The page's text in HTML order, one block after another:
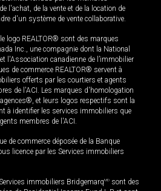
l'achat, de la vente et de la location de
d'un système de vente collaborative.
logo REALTOR® sont des marques
Inc., une compagnie dont la National
l'Association canadienne de l’immobilier
de commerce REALTOR® servent à
offerts par les courtiers et agents
de l'ACI. Les marques d'homologation
et leurs logos respectifs sont la
à identifier les services immobiliers que
membres de l'ACI.
de commerce déposée de la Banque
licence par les Services immobiliers
immobiliers BridgemarqMD sont des